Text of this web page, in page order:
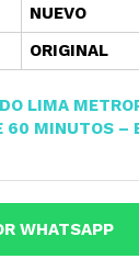
NUEVO
ORIGINAL
LIMA
60 MINUTOS –
WHATSAPP